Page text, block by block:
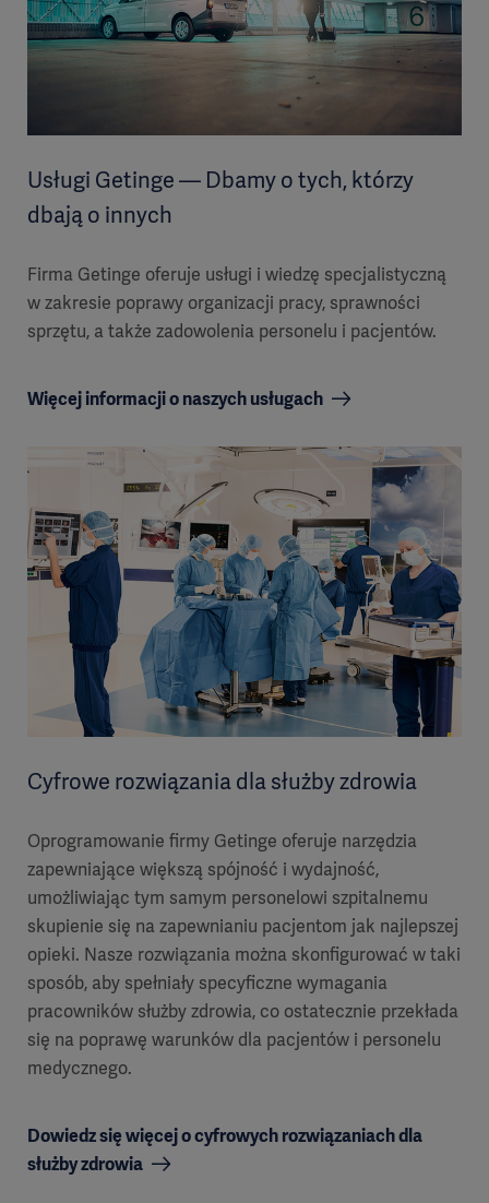
Usługi Getinge — Dbamy o tych, którzy
dbają o innych
Firma Getinge oferuje usługi i wiedzę specjalistyczną
w zakresie poprawy organizacji pracy, sprawności
sprzętu, a także zadowolenia personelu i pacjentów.
Więcej informacji o naszych usługach
Cyfrowe rozwiązania dla służby zdrowia
Oprogramowanie firmy Getinge oferuje narzędzia
zapewniające większą spójność i wydajność,
umożliwiając tym samym personelowi szpitalnemu
skupienie się na zapewnianiu pacjentom jak najlepszej
opieki. Nasze rozwiązania można skonfigurować w taki
sposób, aby spełniały specyficzne wymagania
pracowników służby zdrowia, co ostatecznie przekłada
się na poprawę warunków dla pacjentów i personelu
medycznego.
Dowiedz się więcej o cyfrowych rozwiązaniach dla
służby zdrowia